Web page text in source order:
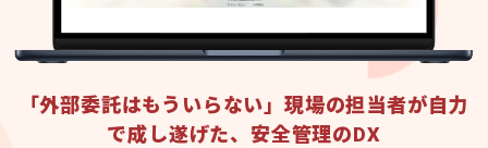
「外部委託はもういらない」現場の担当者が自力
で成し遂げた、安全管理のDX